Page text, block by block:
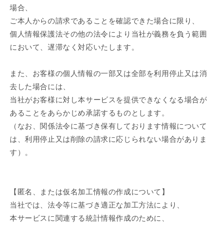
場合、
ご本人からの請求であることを確認できた場合に限り、
個人情報保護法その他の法令により当社が義務を負う範囲
において、遅滞なく対応いたします。
また、お客様の個人情報の一部又は全部を利用停止又は消
去した場合には、
当社がお客様に対し本サービスを提供できなくなる場合が
あることをあらかじめ承諾するものとします。
（なお、関係法令に基づき保有しております情報について
は、利用停止又は削除の請求に応じられない場合がありま
す）。
【匿名、または仮名加工情報の作成について】
当社では、法令等に基づき適正な加工方法により、
本サービスに関連する統計情報作成のために、